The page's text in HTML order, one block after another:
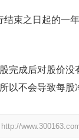
束之日起的一
完成后对股价
以不会导致每股
http://